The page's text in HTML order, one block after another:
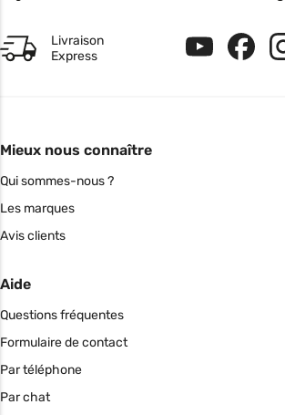
Livraison
Express
Mieux nous connaître
Qui sommes-nous ?
Les marques
Avis clients
Aide
Questions fréquentes
Formulaire de contact
Par téléphone
Par chat